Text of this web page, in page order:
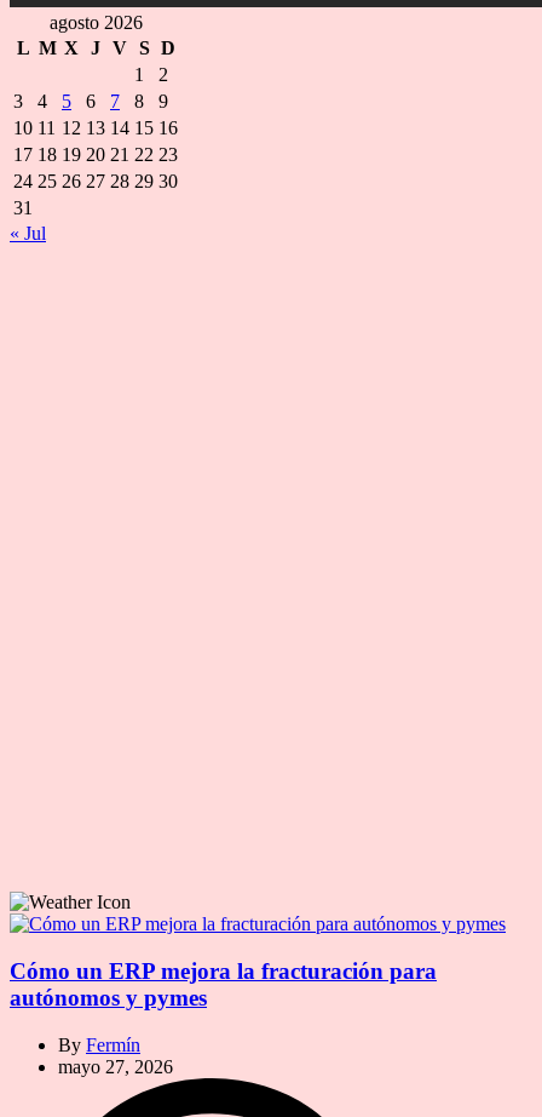
agosto 2026
L M X J V S D
1
2
3
4 5 6 7 8
9
10 11 12 13 14 15 16
17 18 19 20 21 22 23
24 25 26 27 28 29 30
31
« Jul
Cómo un ERP mejora la fracturación para
autónomos y pymes
By Fermín
mayo 27, 2026